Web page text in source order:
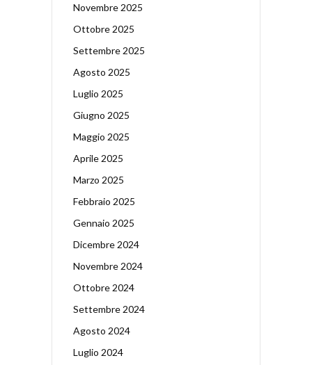
Novembre 2025
Ottobre 2025
Settembre 2025
Agosto 2025
Luglio 2025
Giugno 2025
Maggio 2025
Aprile 2025
Marzo 2025
Febbraio 2025
Gennaio 2025
Dicembre 2024
Novembre 2024
Ottobre 2024
Settembre 2024
Agosto 2024
Luglio 2024